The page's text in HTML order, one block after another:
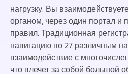
нагрузку. Вы
органом, через один портал и
правил. Традиционная
навигацию по 27 различным
взаимодействие с
что влечет за собой большой